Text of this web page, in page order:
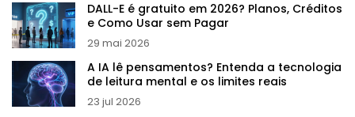
DALL-E é gratuito em 2026? Planos, Créditos
e Como Usar sem Pagar
29 mai 2026
A IA lê pensamentos? Entenda a tecnologia
de leitura mental e os limites reais
23 jul 2026